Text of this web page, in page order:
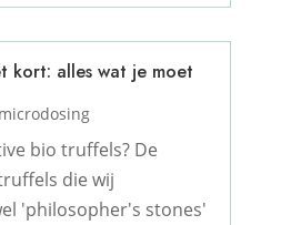
kort: alles wat je moet
microdosing
bio truffels? De
die wij
'philosopher's stones'